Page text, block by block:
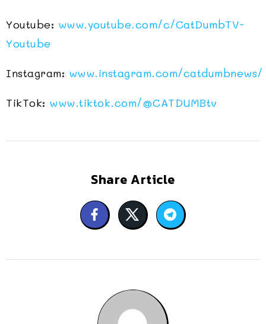
Youtube: www.youtube.com/c/CatDumbTV-
Youtube
Instagram: www.instagram.com/catdumbnews/
TikTok: www.tiktok.com/@CATDUMBtv
Share Article